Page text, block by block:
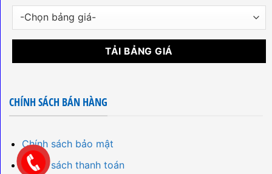
CHÍNH SÁCH BÁN HÀNG
Chính sách bảo mật
Chính sách thanh toán